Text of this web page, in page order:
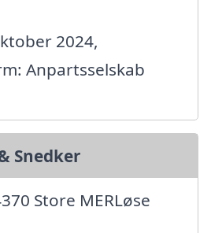
2024,
Anpartsselskab
Snedker
Store MERLøse